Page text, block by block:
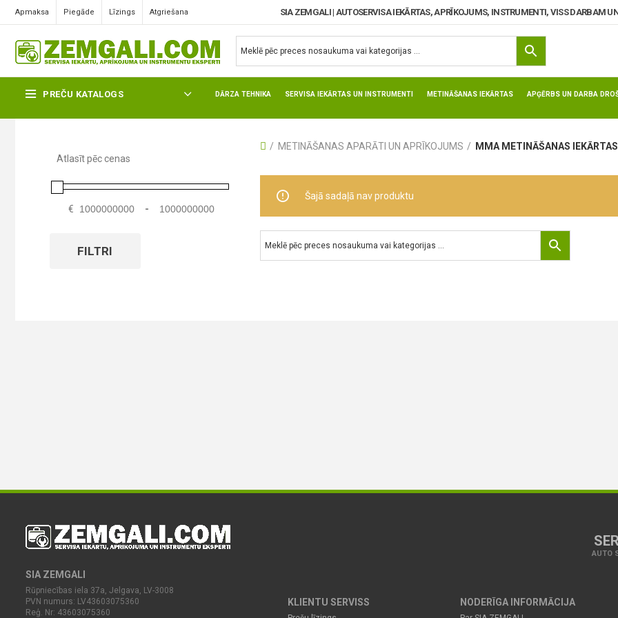
Apmaksa Piegāde Līzings Atgriešana SIA ZEMGALI | AUTOSERVISA IEKĀRTAS, APRĪKOJUMS, INSTRUMENTI, VISS DARBAM
PREČU KATALOGS DĀRZA TEHNIKA SERVISA IEKĀRTAS UN INSTRUMENTI METINĀŠANAS IEKĀRTAS APĢĒRBS UN DARBA
MMA METINĀŠANAS IEKĀRTAS
Atlasīt pēc cenas
€ -
FILTRI
METINĀŠANAS APARĀTI UN APRĪKOJUMS MMA METINĀŠANAS IEKĀRTAS
Šajā sadaļā nav produktu
SIA ZEMGALI
Rūpniecības iela 37a, Jelgava, LV-3008
PVN numurs: LV43603075360
Reģ. Nr: 43603075360
AUTO
KLIENTU SERVISS NODERĪGA INFORMĀCIJA